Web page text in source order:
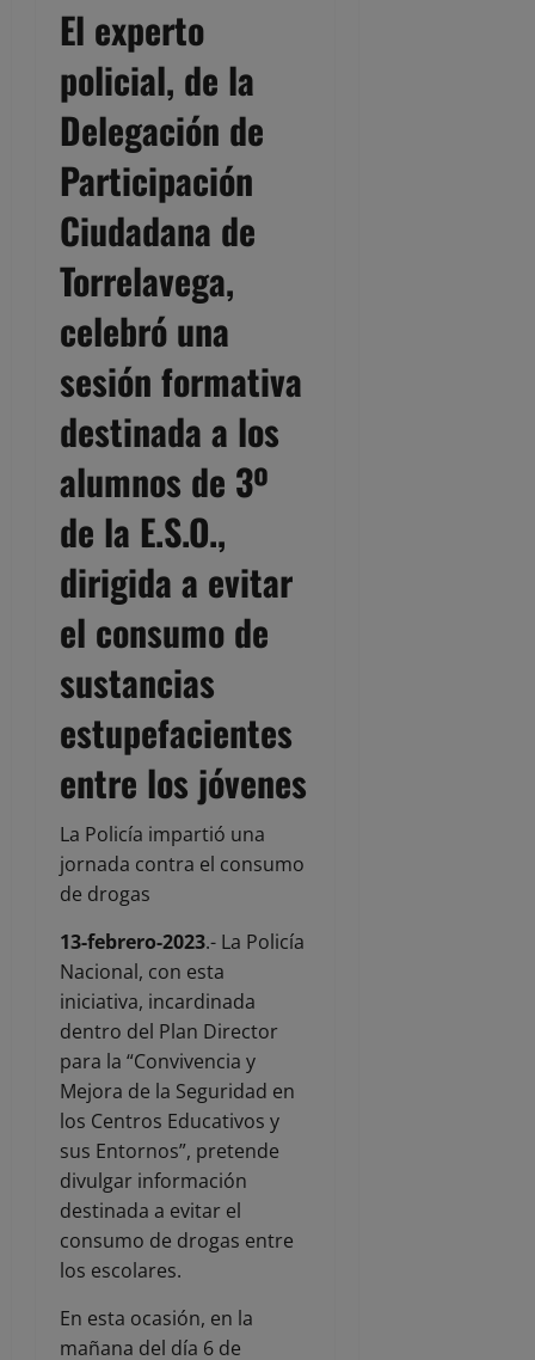
El experto
policial, de la
Delegación de
Participación
Ciudadana de
Torrelavega,
celebró una
sesión formativa
destinada a los
alumnos de 3º
de la E.S.O.,
dirigida a evitar
el consumo de
sustancias
estupefacientes
entre los jóvenes
La Policía impartió una
jornada contra el consumo
de drogas
13-febrero-2023.- La Policía
Nacional, con esta
iniciativa, incardinada
dentro del Plan Director
para la “Convivencia y
Mejora de la Seguridad en
los Centros Educativos y
sus Entornos”, pretende
divulgar información
destinada a evitar el
consumo de drogas entre
los escolares.
En esta ocasión, en la
mañana del día 6 de